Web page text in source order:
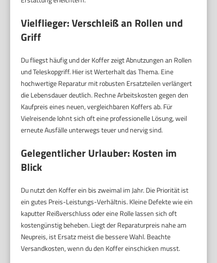
Vielflieger: Verschleiß an Rollen und
Griff
Du fliegst häufig und der Koffer zeigt Abnutzungen an Rollen
und Teleskopgriff. Hier ist Werterhalt das Thema. Eine
hochwertige Reparatur mit robusten Ersatzteilen verlängert
die Lebensdauer deutlich. Rechne Arbeitskosten gegen den
Kaufpreis eines neuen, vergleichbaren Koffers ab. Für
Vielreisende lohnt sich oft eine professionelle Lösung, weil
erneute Ausfälle unterwegs teuer und nervig sind.
Gelegentlicher Urlauber: Kosten im
Blick
Du nutzt den Koffer ein bis zweimal im Jahr. Die Priorität ist
ein gutes Preis-Leistungs-Verhältnis. Kleine Defekte wie ein
kaputter Reißverschluss oder eine Rolle lassen sich oft
kostengünstig beheben. Liegt der Reparaturpreis nahe am
Neupreis, ist Ersatz meist die bessere Wahl. Beachte
Versandkosten, wenn du den Koffer einschicken musst.